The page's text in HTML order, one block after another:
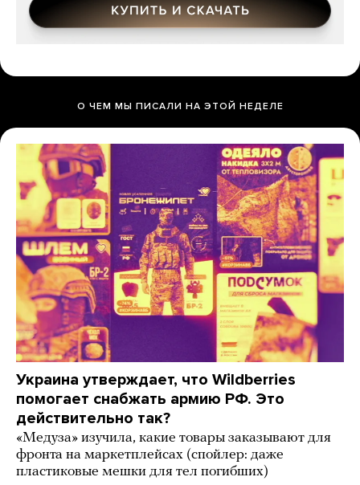
О ЧЕМ МЫ ПИСАЛИ НА ЭТОЙ НЕДЕЛЕ
Украина утверждает, что Wildberries
помогает снабжать армию РФ. Это
действительно так?
«Медуза» изучила, какие товары заказывают для
фронта на маркетплейсах (спойлер: даже
пластиковые мешки для тел погибших)